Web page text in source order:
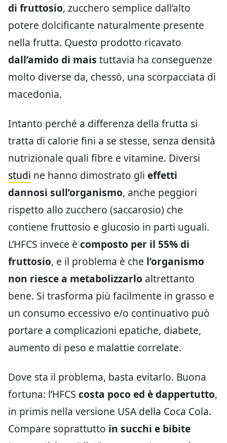
di fruttosio, zucchero semplice dall’alto
potere dolcificante naturalmente presente
nella frutta. Questo prodotto ricavato
dall’amido di mais tuttavia ha conseguenze
molto diverse da, chessò, una scorpacciata di
macedonia.
Intanto perché a differenza della frutta si
tratta di calorie fini a se stesse, senza densità
nutrizionale quali fibre e vitamine. Diversi
studi ne hanno dimostrato gli effetti
dannosi sull’organismo, anche peggiori
rispetto allo zucchero (saccarosio) che
contiene fruttosio e glucosio in parti uguali.
L’HFCS invece è composto per il 55% di
fruttosio, e il problema è che l’organismo
non riesce a metabolizzarlo altrettanto
bene. Si trasforma più facilmente in grasso e
un consumo eccessivo e/o continuativo può
portare a complicazioni epatiche, diabete,
aumento di peso e malattie correlate.
Dove sta il problema, basta evitarlo. Buona
fortuna: l’HFCS costa poco ed è dappertutto,
in primis nella versione USA della Coca Cola.
Compare soprattutto in succhi e bibite